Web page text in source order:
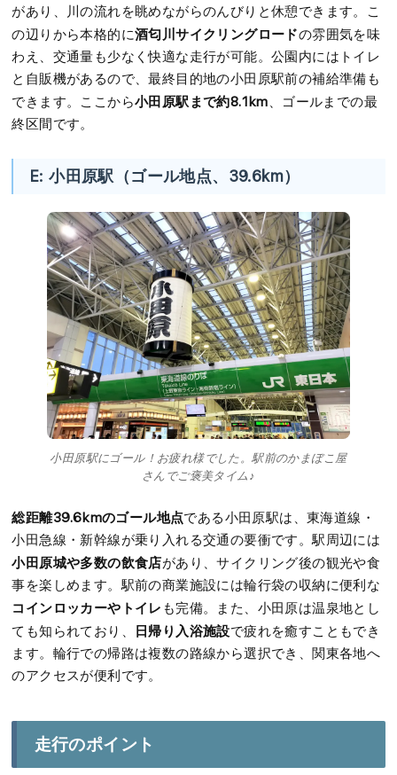
があり、川の流れを眺めながらのんびりと休憩できます。こ
の辺りから本格的に酒匂川サイクリングロードの雰囲気を味
わえ、交通量も少なく快適な走行が可能。公園内にはトイレ
と自販機があるので、最終目的地の小田原駅前の補給準備も
できます。ここから小田原駅まで約8.1km、ゴールまでの最
終区間です。
E: 小田原駅（ゴール地点、39.6km）
小田原駅にゴール！お疲れ様でした。駅前のかまぼこ屋
さんでご褒美タイム♪
総距離39.6kmのゴール地点である小田原駅は、東海道線・
小田急線・新幹線が乗り入れる交通の要衝です。駅周辺には
小田原城や多数の飲食店があり、サイクリング後の観光や食
事を楽しめます。駅前の商業施設には輪行袋の収納に便利な
コインロッカーやトイレ も完備。また、小田原は温泉地とし
ても知られており、
日帰り入浴施設で疲れを癒すこともでき
ます。輪行での帰路は複数の路線から選択でき、関東各地へ
のアクセスが便利です。
走行のポイント